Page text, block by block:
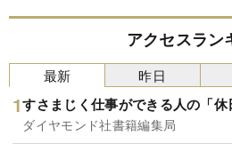
アクセスラン
最新
すさまじく仕事ができる人の「
ダイヤモンド社書籍編集局
昨日